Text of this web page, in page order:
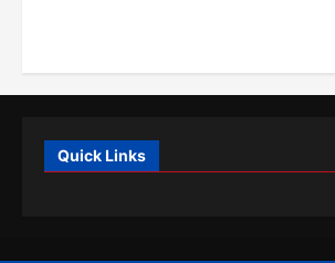
Quick Links